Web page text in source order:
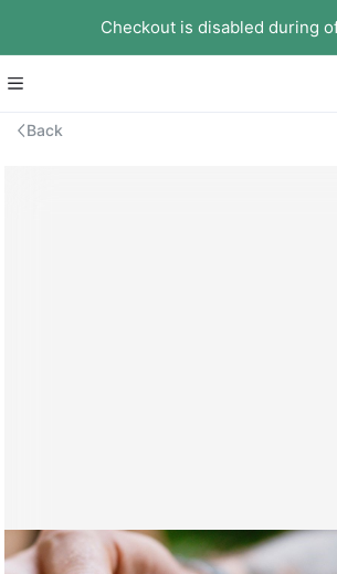
Checkout is disabled during
Back